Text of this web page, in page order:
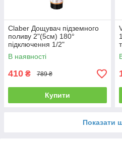
Claber Дощувач підземного
поливу 2"(5см) 180°
підключення 1/2"
В наявності
410 ₴ 789 ₴
Купити
Показати